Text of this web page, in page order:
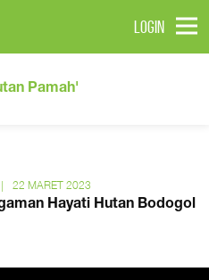
LOGIN
Pamah'
| 22 MARET 2023
Hayati Hutan Bodogol